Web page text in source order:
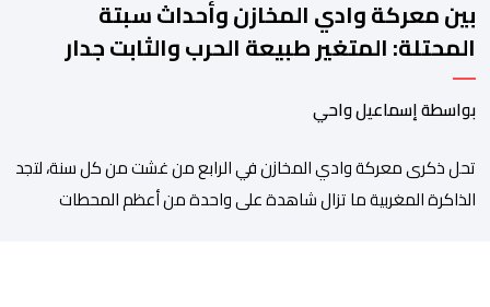
بين معركة وادي المخازن وأحداث سبتة
المحتلة: المتغير طبيعة الحرب والثابت جدار
الصد الوطني
بواسطة إسماعيل واحي
تحل ذكرى معركة وادي المخازن في الرابع من غشت من كل سنة، لتجد
الذاكرة المغربية ما تزال شاهدة على واحدة من أعظم المحطات